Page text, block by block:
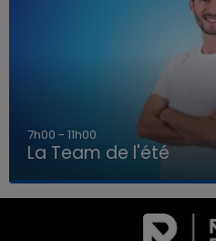
LA TEAM DE L'ÉTÉ
7h00 - 11h00
La Team de l'été